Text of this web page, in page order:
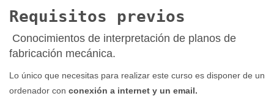
Requisitos previos
Conocimientos de interpretación de planos de
fabricación mecánica.
Lo único que necesitas para realizar este curso es disponer de un
ordenador con conexión a internet y un email.